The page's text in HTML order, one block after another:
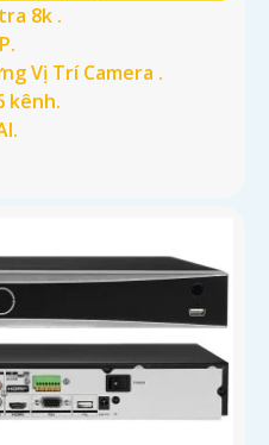
8k .
Vị Trí Camera .
kênh.